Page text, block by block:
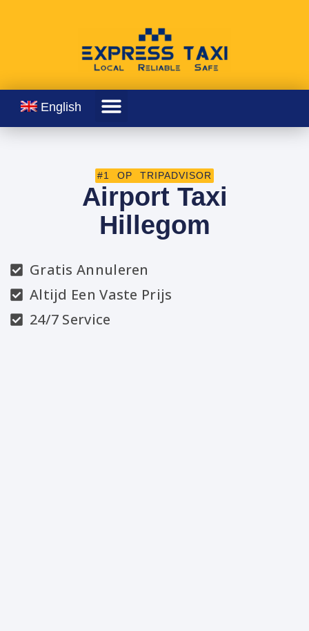
English
#1 OP TRIPADVISOR
Airport Taxi
Hillegom
Gratis Annuleren
Altijd Een Vaste Prijs
24/7 Service